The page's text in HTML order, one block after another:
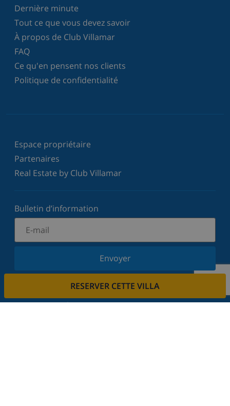
RESERVER CETTE VILLA
Dernière minute
Tout ce que vous devez savoir
À propos de Club Villamar
FAQ
Ce qu'en pensent nos clients
Politique de confidentialité
Espace propriétaire
Partenaires
Real Estate by Club Villamar
Bulletin d’information
Envoyer
Inscrivez-vous à notre newsletter et restez informé
votre vie privée.